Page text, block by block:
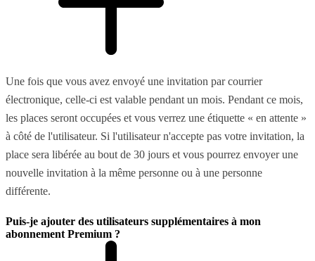
Une fois que vous avez envoyé une invitation par courrier
électronique, celle-ci est valable pendant un mois. Pendant ce mois,
les places seront occupées et vous verrez une étiquette « en attente »
à côté de l'utilisateur. Si l'utilisateur n'accepte pas votre invitation, la
place sera libérée au bout de 30 jours et vous pourrez envoyer une
nouvelle invitation à la même personne ou à une personne
différente.
Puis-je ajouter des utilisateurs supplémentaires à mon
abonnement Premium ?